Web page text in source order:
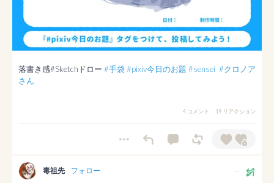
落書き感#Sketchドロー #手袋#pixiv今日のお題 #sensei #クロノア
さん
4 コメント 19 リアクション
毒祖先 フォロー --